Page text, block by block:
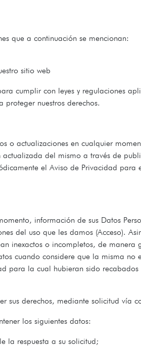
que a continuación se mencionan:
sitio web
cumplir con leyes y regulaciones
nuestros derechos.
o actualizaciones en cualquier
del mismo a través de
el Aviso de Privacidad
información de sus Datos
del uso que les damos (Acceso).
inexactos o incompletos, de
cuando considere que la misma
para la cual hubieran sido
sus derechos, mediante solicitud vía
los siguientes datos:
la respuesta a su solicitud;